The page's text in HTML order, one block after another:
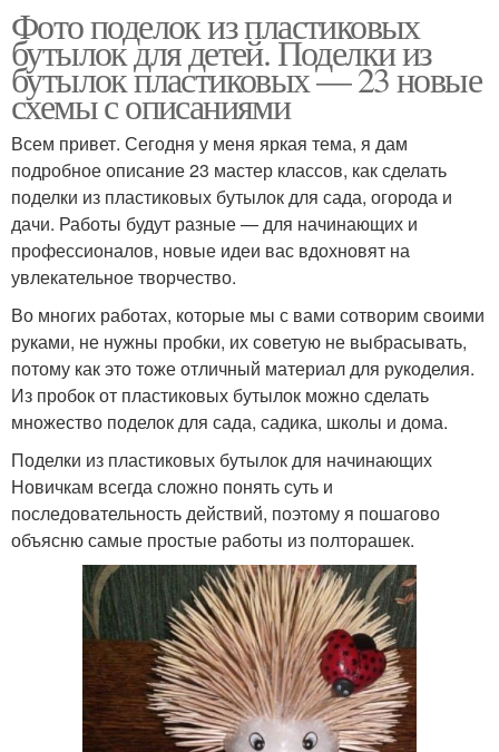
Фото поделок из пластиковых
бутылок для детей. Поделки из
бутылок пластиковых — 23 новые
схемы с описаниями
Всем привет. Сегодня у меня яркая тема, я дам
подробное описание 23 мастер классов, как сделать
поделки из пластиковых бутылок для сада, огорода и
дачи. Работы будут разные — для начинающих и
профессионалов, новые идеи вас вдохновят на
увлекательное творчество.
Во многих работах, которые мы с вами сотворим своими
руками, не нужны пробки, их советую не выбрасывать,
потому как это тоже отличный материал для рукоделия.
Из пробок от пластиковых бутылок можно сделать
множество поделок для сада, садика, школы и дома.
Поделки из пластиковых бутылок для начинающих
Новичкам всегда сложно понять суть и
последовательность действий, поэтому я пошагово
объясню самые простые работы из полторашек.